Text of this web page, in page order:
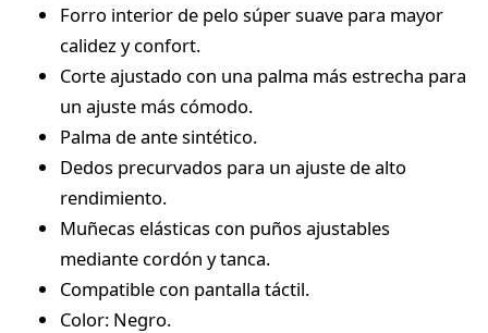
Forro interior de pelo súper suave para mayor
calidez y confort.
Corte ajustado con una palma más estrecha para
un ajuste más cómodo.
Palma de ante sintético.
Dedos precurvados para un ajuste de alto
rendimiento.
Muñecas elásticas con puños ajustables
mediante cordón y tanca.
Compatible con pantalla táctil.
Color: Negro.